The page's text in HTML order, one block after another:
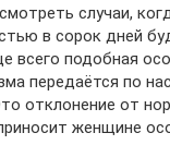
случаи,
в сорок дней
всего подобная
передаётся по
отклонение от
женщине